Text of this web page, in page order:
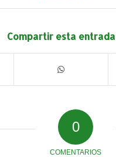
Compartir esta entrada
0
COMENTARIOS